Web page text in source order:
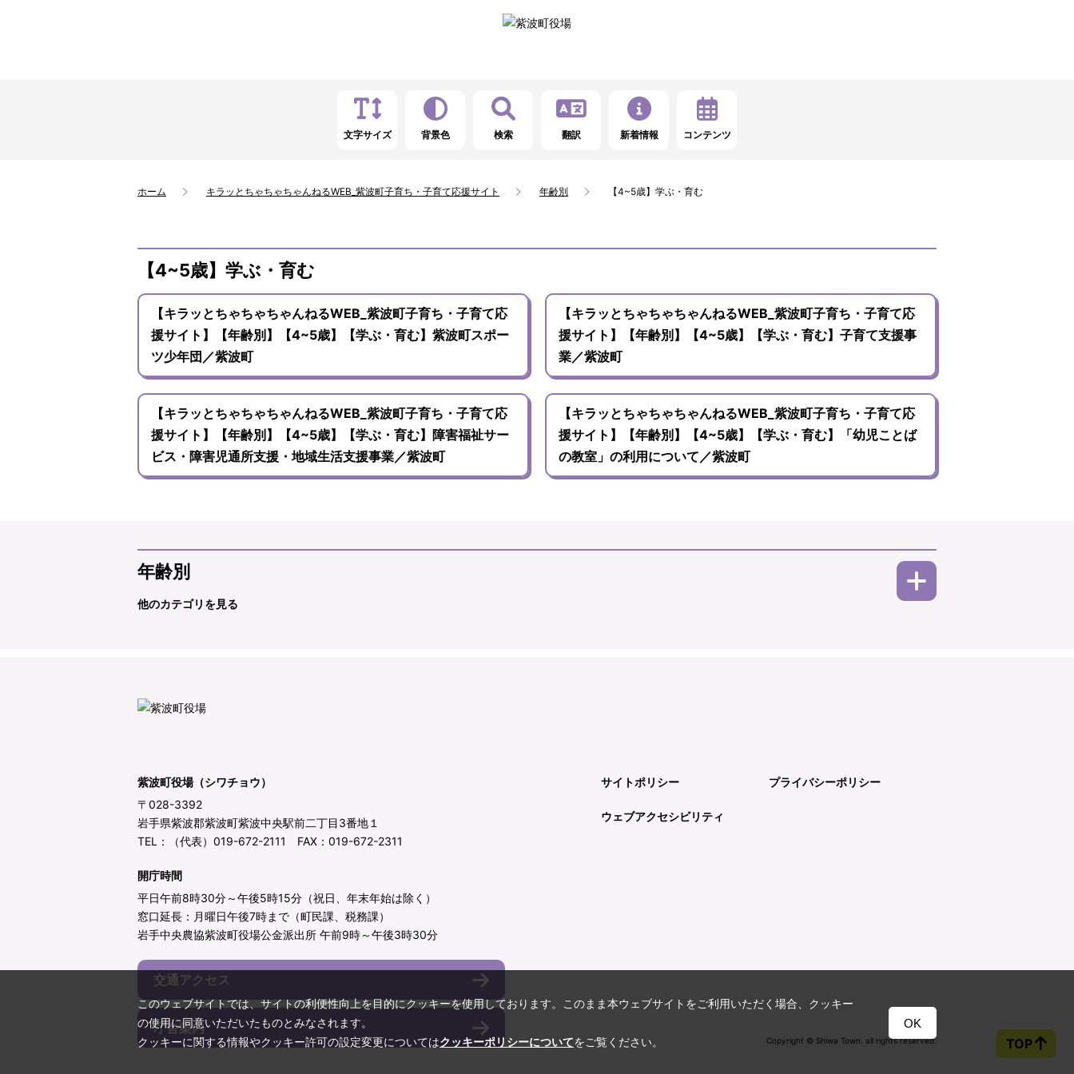
文字サイズ 背景色 検索 翻訳 新着情報 コンテンツ
ホーム キラッとちゃちゃちゃんねるWEB_紫波町子育ち・子育て応援サイト 年齢別 【4~5歳】学ぶ・育む
【4~5歳】学ぶ・育む
【キラッとちゃちゃちゃんねるWEB_紫波町子育ち・子育て応
援サイト】【年齢別】【4~5歳】【学ぶ・育む】紫波町スポー
ツ少年団／紫波町
【キラッとちゃちゃちゃんねるWEB_紫波町子育ち・子育て応
援サイト】【年齢別】【4~5歳】【学ぶ・育む】子育て支援事
業／紫波町
【キラッとちゃちゃちゃんねるWEB_紫波町子育ち・子育て応
援サイト】【年齢別】【4~5歳】【学ぶ・育む】障害福祉サー
ビス・障害児通所支援・地域生活支援事業／紫波町
【キラッとちゃちゃちゃんねるWEB_紫波町子育ち・子育て応
援サイト】【年齢別】【4~5歳】【学ぶ・育む】「幼児ことば
の教室」の利用について／紫波町
年齢別
他のカテゴリを見る
紫波町役場（シワチョウ）
〒028-3392
岩手県紫波郡紫波町紫波中央駅前二丁目3番地１
TEL：（代表）019-672-2111 FAX：019-672-2311
開庁時間
平日午前8時30分～午後5時15分（祝日、年末年始は除く）
窓口延長：月曜日午後7時まで（町民課、税務課）
岩手中央農協紫波町役場公金派出所 午前9時～午後3時30分
交通アクセス
庁舎案内
サイトポリシー プライバシーポリシー
ウェブアクセシビリティ
Copyright © Shiwa Town. all rights reserved. TOP
このウェブサイトでは、サイトの利便性向上を目的にクッキーを使用しております。このまま本ウェブサイトをご利用いただく場合、クッキー
の使用に同意いただいたものとみなされます。
クッキーに関する情報やクッキー許可の設定変更についてはクッキーポリシーについてをご覧ください。
OK